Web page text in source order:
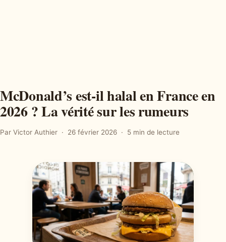
McDonald’s est-il halal en France en
2026 ? La vérité sur les rumeurs
Par Victor Authier 26 février 2026 5 min de lecture